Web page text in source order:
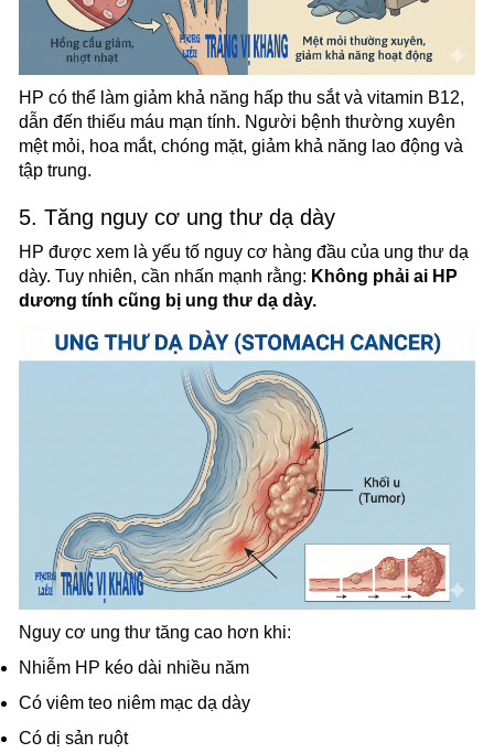
HP có thể làm giảm khả năng hấp thu sắt và vitamin B12,
dẫn đến thiếu máu mạn tính. Người bệnh thường xuyên
mệt mỏi, hoa mắt, chóng mặt, giảm khả năng lao động và
tập trung.
5. Tăng nguy cơ ung thư dạ dày
HP được xem là yếu tố nguy cơ hàng đầu của ung thư dạ
dày. Tuy nhiên, cần nhấn mạnh rằng: Không phải ai HP
dương tính cũng bị ung thư dạ dày.
Nguy cơ ung thư tăng cao hơn khi:
Nhiễm HP kéo dài nhiều năm
Có viêm teo niêm mạc dạ dày
Có dị sản ruột